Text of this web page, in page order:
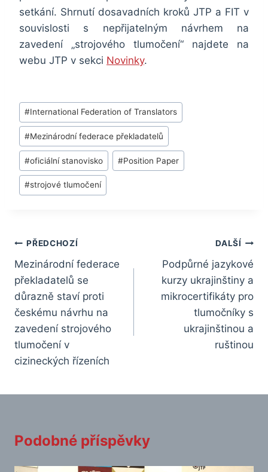
setkání. Shrnutí dosavadních kroků JTP a FIT v
souvislosti s nepřijatelným návrhem na
zavedení „strojového tlumočení“ najdete na
webu JTP v sekci Novinky.
Štítky
příspěvků:
#International Federation of Translators
#Mezinárodní federace překladatelů
#oficiální stanovisko #Position Paper
#strojové tlumočení
Navigace
pro
příspěvek
PŘEDCHOZÍ
Mezinárodní federace
překladatelů se
důrazně staví proti
českému návrhu na
zavedení strojového
tlumočení v
cizineckých řízeních
DALŠÍ
Podpůrné jazykové
kurzy ukrajinštiny a
mikrocertifikáty pro
tlumočníky s
ukrajinštinou a
ruštinou
Podobné příspěvky